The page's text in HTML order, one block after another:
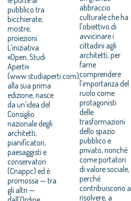
pubblico tra
bicchierate,
mostre,
proiezioni.
L’iniziativa
«Open, Studi
Aperti»
(www.studiaperti.com),
alla sua prima
edizione, nasce
da un’idea del
Consiglio
nazionale degli
architetti,
pianificatori,
paesaggisti e
conservatori
(Cnappc) ed è
promossa — tra
gli altri —
abbraccio
culturale che ha
l'obiettivo di
avvicinare i
cittadini agli
architetti, per
farne
comprendere
l'importanza del
ruolo come
protagonisti
delle
trasformazioni
dello spazio
pubblico e
privato, nonché
come portatori
di valore sociale,
perché
contribuiscono a
risolvere, a